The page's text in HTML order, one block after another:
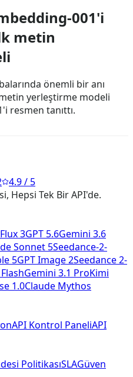
001'i
metin
önemli bir anı
yerleştirme modeli
resmen tanıttı.
4.9 / 5
Hepsi Tek Bir API'de.
Flux 3GPT 5.6Gemini 3.6
Sonnet 5Seedance-2-
5GPT Image 2Seedance 2-
Gemini 3.1 ProKimi
1.0Claude Mythos
API Kontrol PaneliAPI
PolitikasıSLAGüven